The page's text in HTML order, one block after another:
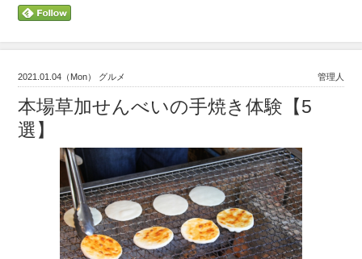
2021.01.04（Mon） グルメ 管理人
本場草加せんべいの手焼き体験【5
選】